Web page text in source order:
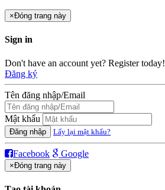
×Đóng trang này
Sign in
Don't have an account yet? Register today!
Đăng ký
Tên đăng nhập/Email
Mật khẩu
Đăng nhập Lấy lại mật khẩu?
Facebook Google
×Đóng trang này